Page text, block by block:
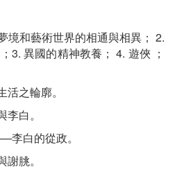
和藝術世界的相通與相異； 2.
3. 異國的精神教養； 4. 遊俠 ；
之輪廓。
白。
白的從政。
朓。